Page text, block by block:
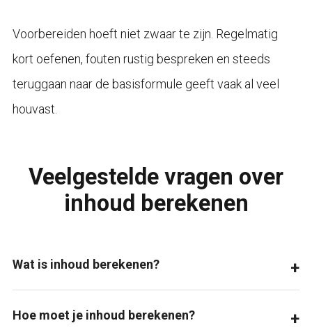
Voorbereiden hoeft niet zwaar te zijn. Regelmatig
kort oefenen, fouten rustig bespreken en steeds
teruggaan naar de basisformule geeft vaak al veel
houvast.
Veelgestelde vragen over
inhoud berekenen
Wat is inhoud berekenen?
Hoe moet je inhoud berekenen?